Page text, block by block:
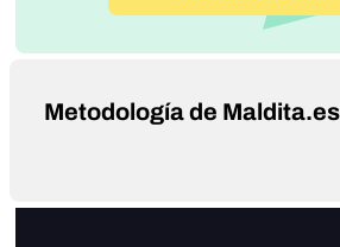
Metodología de Maldita.es